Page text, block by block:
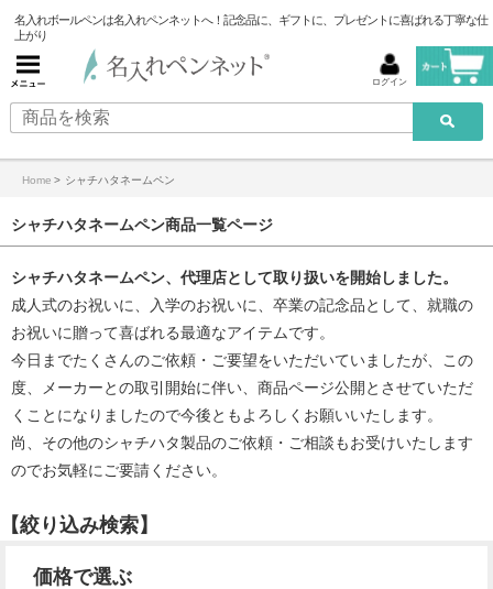
名入れボールペンは名入れペンネットへ！記念品に、ギフトに、プレゼントに喜ばれる丁寧な仕
上がり
ログイン
Home > シャチハタネームペン
シャチハタネームペン商品一覧ページ
シャチハタネームペン、代理店として取り扱いを開始しました。
成人式のお祝いに、入学のお祝いに、卒業の記念品として、就職の
お祝いに贈って喜ばれる最適なアイテムです。
今日までたくさんのご依頼・ご要望をいただいていましたが、この
度、メーカーとの取引開始に伴い、商品ページ公開とさせていただ
くことになりましたので今後ともよろしくお願いいたします。
尚、その他のシャチハタ製品のご依頼・ご相談もお受けいたします
のでお気軽にご要請ください。
【絞り込み検索】
価格で選ぶ